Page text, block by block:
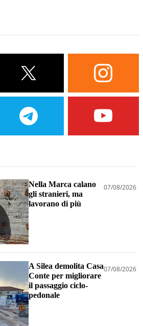
Nella Marca calano
gli stranieri, ma
lavorano di più
07/08/2026
A Silea demolita Casa
Conte per migliorare
il passaggio ciclo-
pedonale
07/08/2026